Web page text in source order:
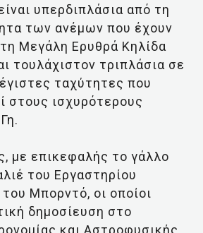
υπερδιπλάσια από τη
των ανέμων που έχουν
Μεγάλη Ερυθρά Κηλίδα
τουλάχιστον τριπλάσια σε
ταχύτητες που
στους ισχυρότερους
με επικεφαλής το γάλλο
του Εργαστηρίου
Μπορντό, οι οποίοι
δημοσίευση στο
και Αστροφυσικής